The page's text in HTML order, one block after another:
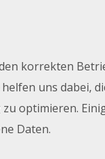
korrekten
uns dabei,
optimieren.
Daten.